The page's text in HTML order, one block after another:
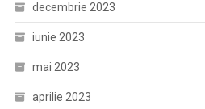
decembrie 2023
iunie 2023
mai 2023
aprilie 2023